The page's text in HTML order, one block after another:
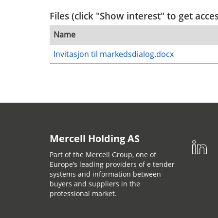
Files (click "Show interest" to get
Name
Invitasjon til markedsdialog.docx
Mercell Holding AS
Part of the Mercell Group, one of
Europe’s leading providers of e tender
systems and information between
buyers and suppliers in the
professional market.